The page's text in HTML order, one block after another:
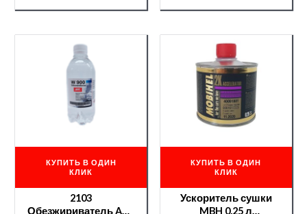
КУПИТЬ В ОДИН
КЛИК
2103
Обезжириватель APP
КУПИТЬ В ОДИН
КЛИК
Ускоритель сушки
MBH 0,25 л